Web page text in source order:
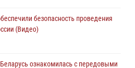
безопасность проведения
(Видео)
ознакомилась с передовыми